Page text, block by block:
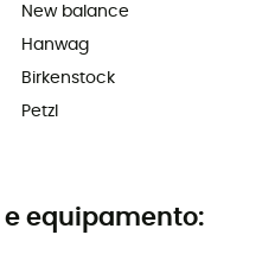
New balance
Hanwag
Birkenstock
Petzl
equipamento: